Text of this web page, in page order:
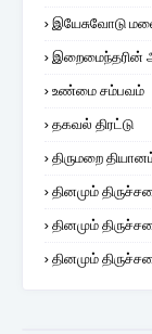
இயேசுவோடு
இறைமைந்தரின்
உண்மை சம்பவம்
தகவல் திரட்டு
திருமறை
தினமும்
தினமும்
தினமும்